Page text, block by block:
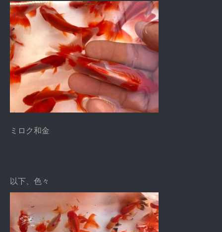
ミロク和金
以下、色々